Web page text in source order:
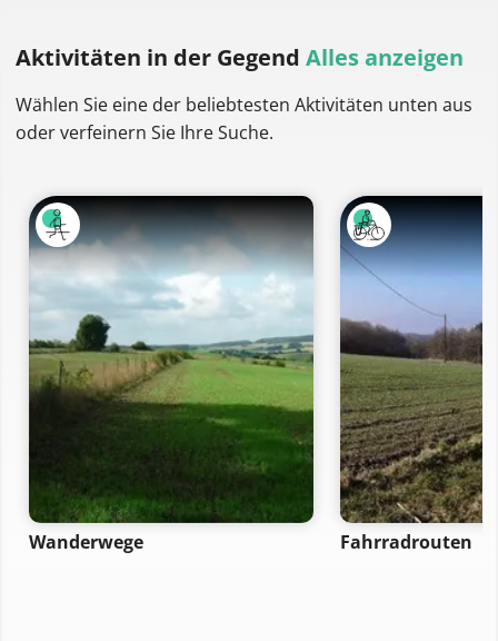
Aktivitäten in der Gegend Alles anzeigen
Wählen Sie eine der beliebtesten Aktivitäten unten aus
oder verfeinern Sie Ihre Suche.
Wanderwege Fahrradrouten